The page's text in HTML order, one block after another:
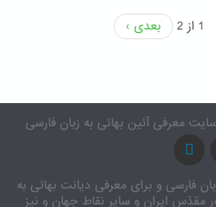
1 از 2
بعدی ›
فارسی و برای معرفی دیانت بهائی به
مقدّس ایران و سایر نقاط جهان و نیز